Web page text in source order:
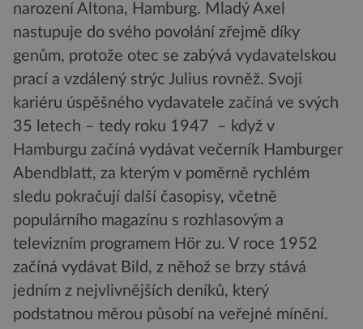
narození Altona, Hamburg. Mladý Axel
nastupuje do svého povolání zřejmě díky
genům, protože otec se zabývá vydavatelskou
prací a vzdálený strýc Julius rovněž. Svoji
kariéru úspěšného vydavatele začíná ve svých
35 letech – tedy roku 1947 – když v
Hamburgu začíná vydávat večerník Hamburger
Abendblatt, za kterým v poměrně rychlém
sledu pokračují další časopisy, včetně
populárního magazínu s rozhlasovým a
televizním programem Hör zu. V roce 1952
začíná vydávat Bild, z něhož se brzy stává
jedním z nejvlivnějších deníků, který
podstatnou měrou působí na veřejné mínění.